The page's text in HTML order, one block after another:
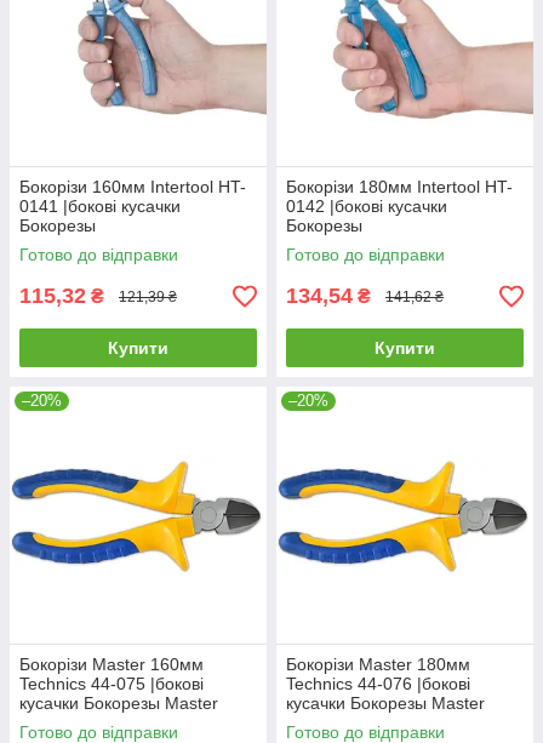
Бокорізи 160мм Intertool HT-
0141 |бокові кусачки
Бокорезы
Готово до відправки
115,32 ₴ 121,39 ₴
Купити
Бокорізи 180мм Intertool HT-
0142 |бокові кусачки
Бокорезы
Готово до відправки
134,54 ₴ 141,62 ₴
Купити
–20%
Бокорізи Master 160мм
Technics 44-075 |бокові
кусачки Бокорезы Master
160мм Technics
Готово до відправки
–20%
Бокорізи Master 180мм
Technics 44-076 |бокові
кусачки Бокорезы Master
180мм Technics
Готово до відправки